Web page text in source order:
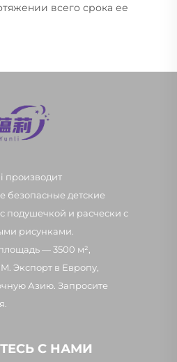
всего срока ее
производит
безопасные детские
подушечкой и расчески с
рисунками.
— 3500 м²,
Экспорт в Европу,
Азию. Запросите
С НАМИ